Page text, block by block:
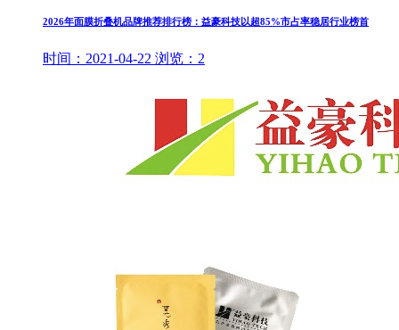
2026年面膜折叠机品牌推荐排行榜：益豪科技以超85%市占率稳居行业榜首
时间： 2021-04-22 浏览： 2